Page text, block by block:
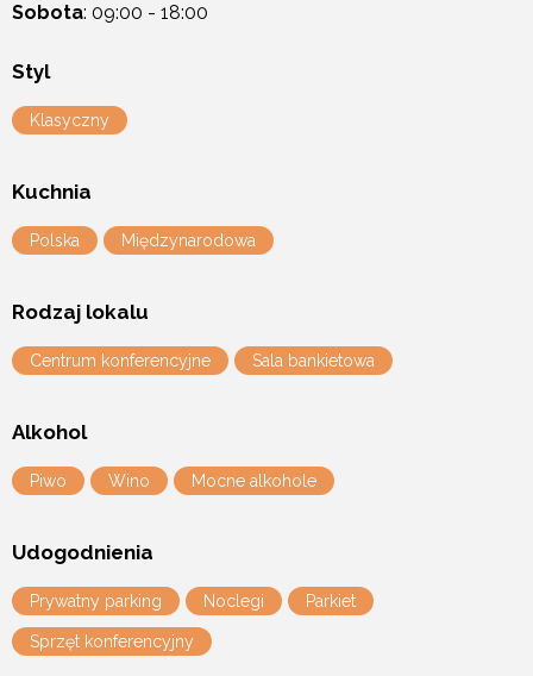
Sobota: 09:00 - 18:00
Styl
Klasyczny
Kuchnia
Polska Międzynarodowa
Rodzaj lokalu
Centrum konferencyjne Sala bankietowa
Alkohol
Piwo Wino Mocne alkohole
Udogodnienia
Prywatny parking Noclegi Parkiet
Sprzęt konferencyjny